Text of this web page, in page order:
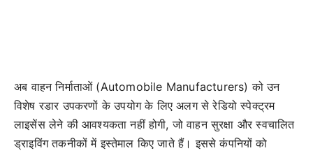
अब वाहन निर्माताओं (Automobile Manufacturers) को उन
विशेष रडार उपकरणों के उपयोग के लिए अलग से रेडियो स्पेक्ट्रम
लाइसेंस लेने की आवश्यकता नहीं होगी, जो वाहन सुरक्षा और स्वचालित
ड्राइविंग तकनीकों में इस्तेमाल किए जाते हैं। इससे कंपनियों को